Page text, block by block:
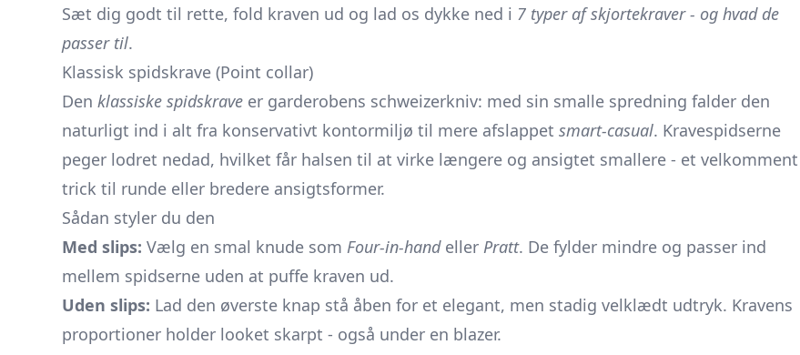
Sæt dig godt til rette, fold kraven ud og lad os dykke ned i 7 typer af skjortekraver - og hvad de
passer til.
Klassisk spidskrave (Point collar)
Den klassiske spidskrave er garderobens schweizerkniv: med sin smalle spredning falder den
naturligt ind i alt fra konservativt kontormiljø til mere afslappet smart-casual. Kravespidserne
peger lodret nedad, hvilket får halsen til at virke længere og ansigtet smallere - et velkomment
trick til runde eller bredere ansigtsformer.
Sådan styler du den
Med slips: Vælg en smal knude som Four-in-handeller Pratt. De fylder mindre og passer ind
mellem spidserne uden at puffe kraven ud.
Uden slips: Lad den øverste knap stå åben for et elegant, men stadig velklædt udtryk. Kravens
proportioner holder looket skarpt - også under en blazer.